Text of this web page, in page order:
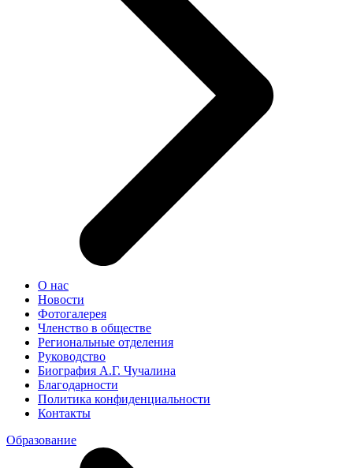
О нас
Новости
Фотогалерея
Членство в обществе
Региональные отделения
Руководство
Биография А.Г. Чучалина
Благодарности
Политика конфиденциальности
Контакты
Образование